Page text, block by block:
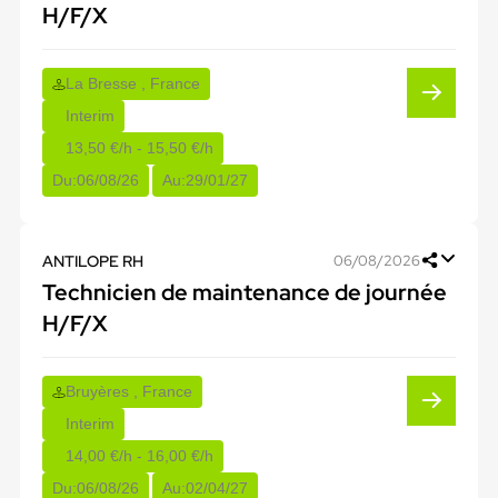
H/F/X
La Bresse , France
Interim
13,50 €/h - 15,50 €/h
Du:06/08/26 Au:29/01/27
ANTILOPE RH 06/08/2026
Technicien de maintenance de journée
H/F/X
Bruyères , France
Interim
14,00 €/h - 16,00 €/h
Du:06/08/26 Au:02/04/27